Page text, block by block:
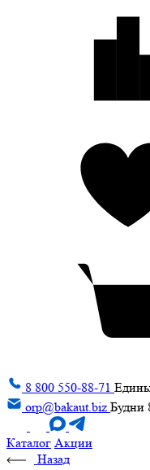
8 800 550-88-71
orp@bakaut.biz Будни
Каталог Акции
Назад